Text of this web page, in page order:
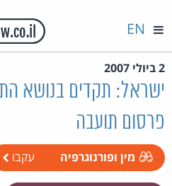
EN
2 ביולי 2007
ישראל: תקדים בנושא
פרסום תועבה
מין ופורנוגרפיה עקבו